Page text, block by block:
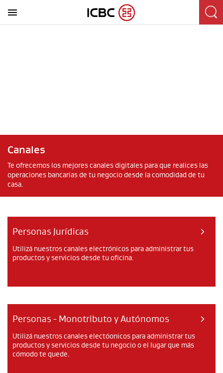
Canales
Te ofrecemos los mejores canales digitales para que realices las
operaciones bancarias de tu negocio desde la comodidad de tu
casa.
Personas Jurídicas
Utilizá nuestros canales electrónicos para administrar tus
productos y servicios desde tu oficina.
Personas - Monotributo y Autónomos
Utilizá nuestros canales electóonicos para administrar tus
productos y servicios desde tu negocio o el lugar que más
cómodo te quede.